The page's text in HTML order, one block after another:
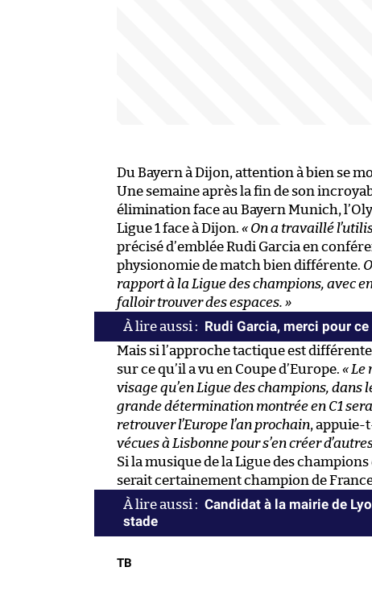
Du Bayern à Dijon, attention à bien se
Une semaine après la fin de son
élimination face au Bayern Munich,
Ligue 1 face à Dijon. « On a travaillé
précisé d’emblée Rudi Garcia en
physionomie de match bien différente.
rapport à la Ligue des champions, avec
falloir trouver des espaces. »
Rudi Garcia, merci pour
Mais si l’approche tactique est
sur ce qu’il a vu en Coupe d’Europe. « Le
visage qu’en Ligue des champions, dans
grande détermination montrée en C1
retrouver l’Europe l’an prochain, appuie-
vécues à Lisbonne pour s’en créer
Si la musique de la Ligue des
serait certainement champion de
Candidat à la mairie de
stade
TB